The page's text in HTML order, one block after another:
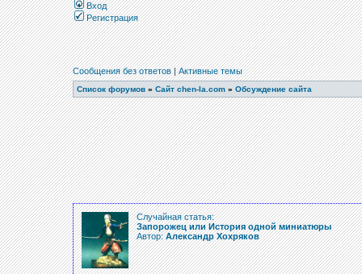
Вход
Регистрация
Сообщения без ответов|Активные темы
Список форумов » Сайт chen-la.com » Обсуждение сайта
Случайная статья:
Запорожец или История одной миниатюры
Автор:Александр Хохряков